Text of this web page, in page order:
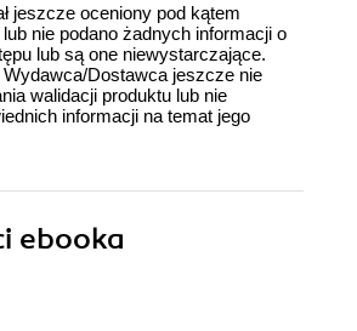
jeszcze oceniony pod kątem
lub nie podano żadnych informacji o
lub są one niewystarczające.
Wydawca/Dostawca jeszcze nie
walidacji produktu lub nie
informacji na temat jego
ebooka